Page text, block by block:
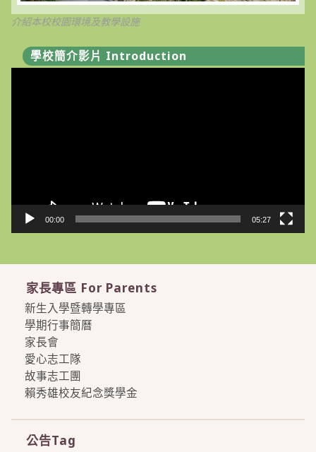
介紹本校校園環境及教學設施
學校簡介影片 Introduction
00:00 05:27
家長專區 For Parents
新生入學暨轉學專區
學期行事簡曆
家長會
愛心志工隊
故事志工團
賴秀雄校友紀念獎學金
公告Tag